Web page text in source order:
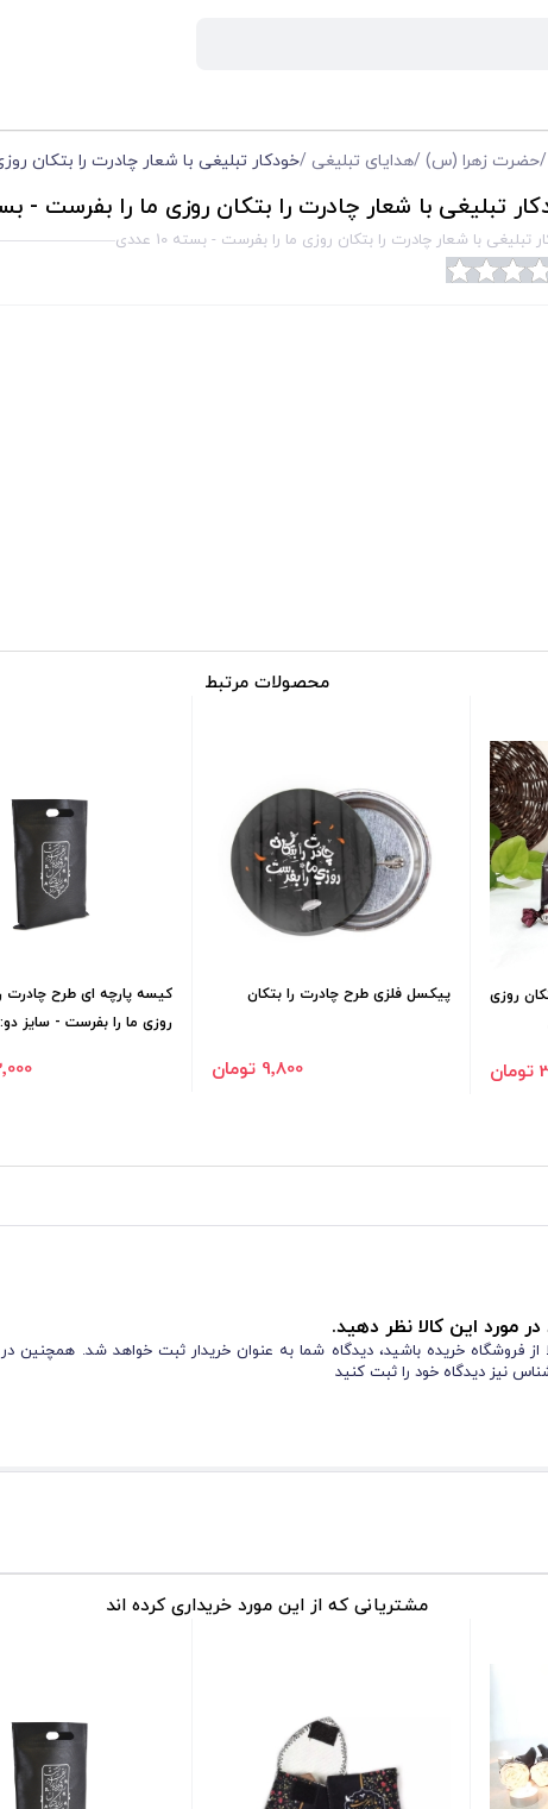
/حضرت زهرا (س) /هدایای تبلیغی /خودکار تبلیغی با شعار چادرت را بتکان روزی
تبلیغی با شعار چادرت را بتکان روزی ما را بفرست - بسته 10
تبلیغی با شعار چادرت را بتکان روزی ما را بفرست - بسته 10 عددی
محصولات مرتبط
روزی
پیکسل فلزی طرح چادرت را بتکان
9٬800 تومان
کیسه پارچه ای طرح چادرت
روزی ما را بفرست - سایز دو: 25*35
22٬000
مورد این کالا نظر دهید.
از فروشگاه خریده باشید، دیدگاه شما به عنوان خریدار ثبت خواهد شد. همچنین
نیز دیدگاه خود را ثبت کنید
مشتریانی که از این مورد خریداری کرده اند